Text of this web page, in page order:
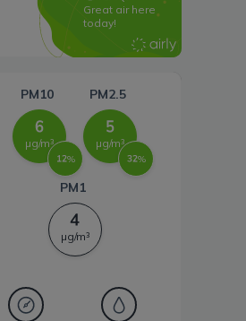
Systemy magazynowania